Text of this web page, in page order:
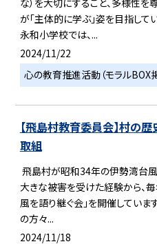
が「主体的に学ぶ」姿を目指して
永和小学校では、...
2024/11/22
心の教育推進活動（モラルBOX
【飛島村教育委員会】村の
取組
飛島村が昭和34年の伊勢湾台
大きな被害を受けた経験から、
風を語り継ぐ会」を開催していま
の方々...
2024/11/18